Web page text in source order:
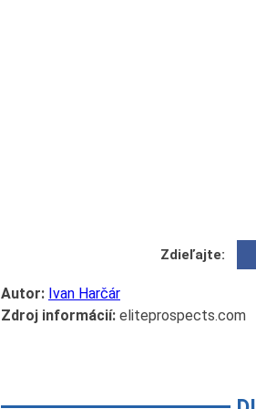
Zdieľajte:
Autor: Ivan Harčár
Zdroj informácií: eliteprospects.com